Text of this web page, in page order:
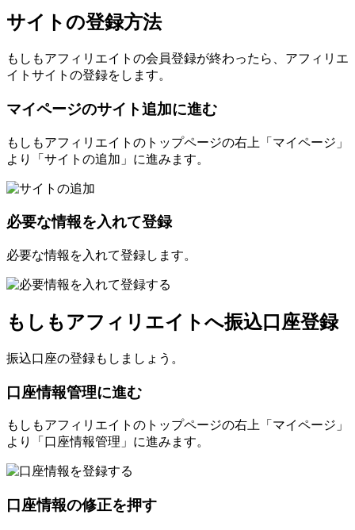
サイトの登録方法
もしもアフィリエイトの会員登録が終わったら、アフィリエ
イトサイトの登録をします。
マイページのサイト追加に進む
もしもアフィリエイトのトップページの右上「マイページ」
より「サイトの追加」に進みます。
必要な情報を入れて登録
必要な情報を入れて登録します。
もしもアフィリエイトへ振込口座登録
振込口座の登録もしましょう。
口座情報管理に進む
もしもアフィリエイトのトップページの右上「マイページ」
より「口座情報管理」に進みます。
口座情報の修正を押す